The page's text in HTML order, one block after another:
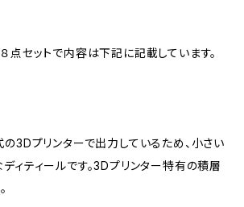
点セットで内容は下記に記載しています。
3Dプリンターで出力しているため、小さい
ィティールです。3Dプリンター特有の積層